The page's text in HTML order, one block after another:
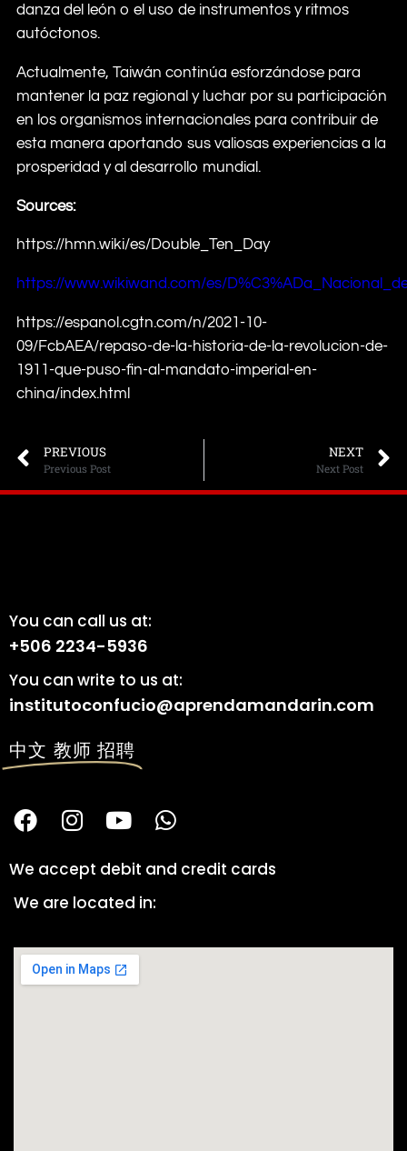
danza del león o el uso de instrumentos y ritmos
autóctonos.
Actualmente, Taiwán continúa esforzándose para
mantener la paz regional y luchar por su participación
en los organismos internacionales para contribuir de
esta manera aportando sus valiosas experiencias a la
prosperidad y al desarrollo mundial.
Sources:
https://hmn.wiki/es/Double_Ten_Day
https://www.wikiwand.com/es/
https://espanol.cgtn.com/n/2021-10-
09/FcbAEA/repaso-de-la-historia-de-la-revolucion-de-
1911-que-puso-fin-al-mandato-imperial-en-
china/index.html
PREVIOUS
Previous Post
NEXT
Next Post
You can call us at:
+506 2234-5936
You can write to us at:
institutoconfucio@aprendamandarin.com
中文 教师 招聘
We accept debit and credit cards
We are located in: